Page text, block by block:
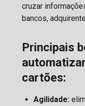
cruzar
bancos,
Principais
cartões:
Agilidade: